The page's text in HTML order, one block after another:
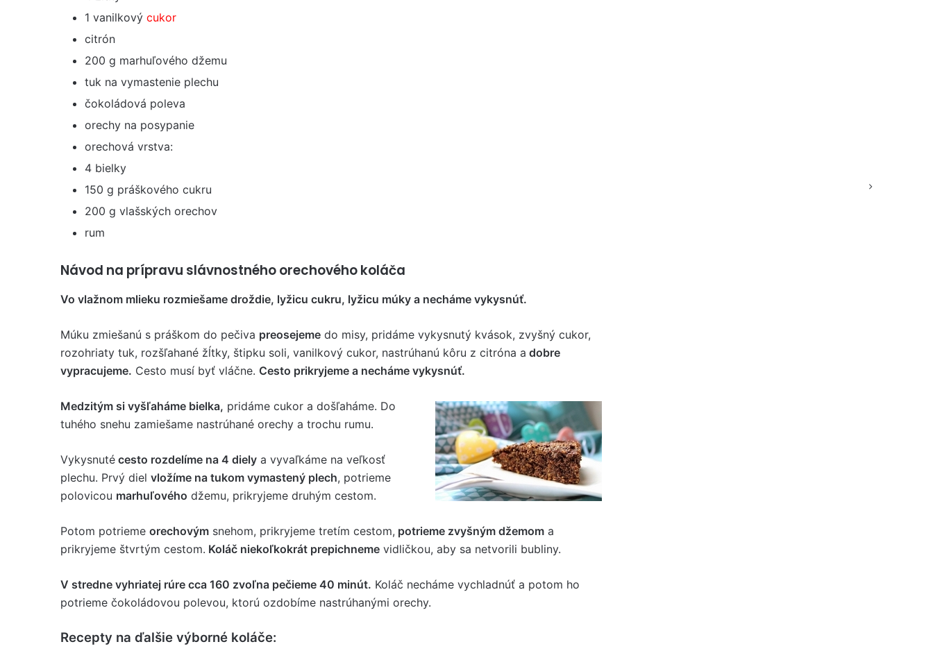
1 vanilkový cukor
citrón
200 g marhuľového džemu
tuk na vymastenie plechu
čokoládová poleva
orechy na posypanie
orechová vrstva:
4 bielky
150 g práškového cukru
200 g vlašských orechov
rum
Návod na prípravu slávnostného orechového koláča
Vo vlažnom mlieku rozmiešame droždie, lyžicu cukru, lyžicu múky a necháme vykysnúť.
Múku zmiešanú s práškom do pečiva preosejeme do misy, pridáme vykysnutý kvások, zvyšný cukor,
rozohriaty tuk, rozšľahané žĺtky, štipku soli, vanilkový cukor, nastrúhanú kôru z citróna a dobre
vypracujeme. Cesto musí byť vláčne. Cesto prikryjeme a necháme vykysnúť.
Medzitým si vyšľaháme bielka, pridáme cukor a došľaháme. Do
tuhého snehu zamiešame nastrúhané orechy a trochu rumu.
Vykysnuté cesto rozdelíme na 4 diely a vyvaľkáme na veľkosť
plechu. Prvý diel vložíme na tukom vymastený plech, potrieme
polovicou marhuľového džemu, prikryjeme druhým cestom.
Potom potrieme orechovým snehom, prikryjeme tretím cestom, potrieme zvyšným džemom a
prikryjeme štvrtým cestom. Koláč niekoľkokrát prepichneme vidličkou, aby sa netvorili bubliny.
V stredne vyhriatej rúre cca 160 zvoľna pečieme 40 minút. Koláč necháme vychladnúť a potom ho
potrieme čokoládovou polevou, ktorú ozdobíme nastrúhanými orechy.
Recepty na ďalšie výborné koláče: